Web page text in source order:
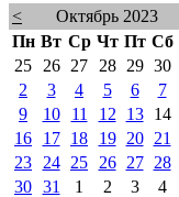
<
Октябрь 2023
Пн Вт Ср Чт Пт Сб
25
26 27 28 29 30
2
3 4 5 6 7
9
10 11 12 13 14
16
17 18 19 20 21
23
24 25 26 27 28
30 31 1 2 3 4